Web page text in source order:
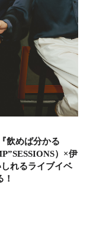
飲めば分かる
）×伊
れるライブイベ